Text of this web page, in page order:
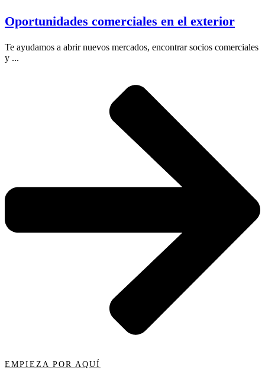
Oportunidades comerciales en el exterior
Te ayudamos a abrir nuevos mercados, encontrar socios comerciales
y ...
EMPIEZA POR AQUÍ